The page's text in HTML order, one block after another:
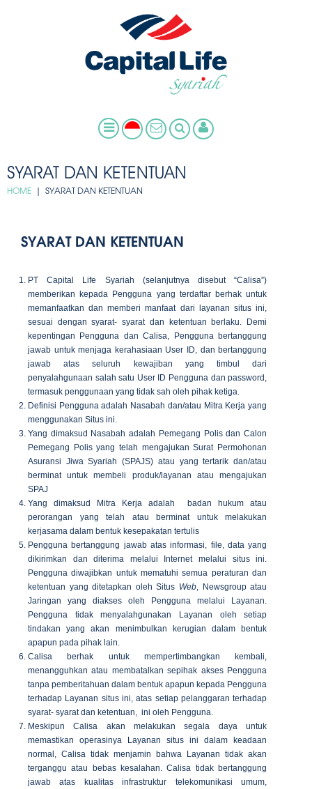
SYARAT DAN KETENTUAN
HOME | SYARAT DAN KETENTUAN
SYARAT DAN KETENTUAN
PT Capital Life Syariah (selanjutnya disebut “Calisa”)
memberikan kepada Pengguna yang terdaftar berhak untuk
memanfaatkan dan memberi manfaat dari layanan situs ini,
sesuai dengan syarat- syarat dan ketentuan berlaku. Demi
kepentingan Pengguna dan Calisa, Pengguna bertanggung
jawab untuk menjaga kerahasiaan User ID, dan bertanggung
jawab atas seluruh kewajiban yang timbul dari
penyalahgunaan salah satu User ID Pengguna dan password,
termasuk penggunaan yang tidak sah oleh pihak ketiga.
Definisi Pengguna adalah Nasabah dan/atau Mitra Kerja yang
menggunakan Situs ini.
Yang dimaksud Nasabah adalah Pemegang Polis dan Calon
Pemegang Polis yang telah mengajukan Surat Permohonan
Asuransi Jiwa Syariah (SPAJS) atau yang tertarik dan/atau
berminat untuk membeli produk/layanan atau mengajukan
SPAJ
Yang dimaksud Mitra Kerja adalah badan hukum atau
perorangan yang telah atau berminat untuk melakukan
kerjasama dalam bentuk kesepakatan tertulis
Pengguna bertanggung jawab atas informasi, file, data yang
dikirimkan dan diterima melalui Internet melalui situs ini.
Pengguna diwajibkan untuk mematuhi semua peraturan dan
ketentuan yang ditetapkan oleh Situs Web, Newsgroup atau
Jaringan yang diakses oleh Pengguna melalui Layanan.
Pengguna tidak menyalahgunakan Layanan oleh setiap
tindakan yang akan menimbulkan kerugian dalam bentuk
apapun pada pihak lain.
Calisa berhak untuk mempertimbangkan kembali,
menangguhkan atau membatalkan sepihak akses Pengguna
tanpa pemberitahuan dalam bentuk apapun kepada Pengguna
terhadap Layanan situs ini, atas setiap pelanggaran terhadap
syarat- syarat dan ketentuan, ini oleh Pengguna.
Meskipun Calisa akan melakukan segala daya untuk
memastikan operasinya Layanan situs ini dalam keadaan
normal, Calisa tidak menjamin bahwa Layanan tidak akan
terganggu atau bebas kesalahan. Calisa tidak bertanggung
jawab atas kualitas infrastruktur telekomunikasi umum,